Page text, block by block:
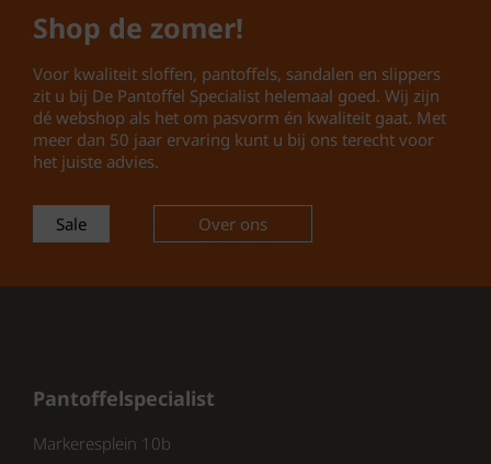
Zacht Suède Voorgemaakt
voorgevormd en bekleed met
zacht suède, wat zorgt voor
optimaal comfort. Dit maakt de
slippers ideaal voor langdurig
Gesp Sluiting: De slippers zijn
voorzien van een praktische gesp
om de slippers aan en uit te
Shop de zomer!
Voor kwaliteit sloffen, pantoffels, sandalen en slippers
zit u bij De Pantoffel Specialist helemaal goed. Wij zijn
dé webshop als het om pasvorm én kwaliteit gaat. Met
meer dan 50 jaar ervaring kunt u bij ons terecht voor
het juiste advies.
Sale Over ons
Pantoffelspecialist
Markeresplein 10b